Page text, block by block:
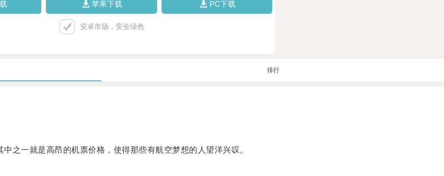
苹果下载 PC下载
安卓市场，安全绿色
排行
一就是高昂的机票价格，使得那些有航空梦想的人望洋兴叹。